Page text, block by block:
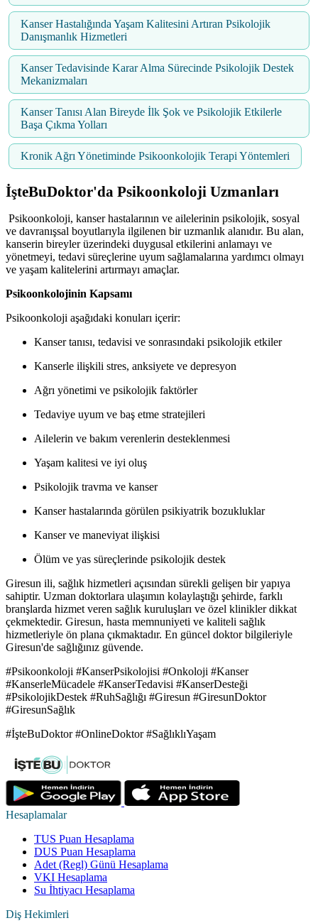
Kanser Hastalığında Yaşam Kalitesini Artıran Psikolojik
Danışmanlık Hizmetleri
Kanser Tedavisinde Karar Alma Sürecinde Psikolojik Destek
Mekanizmaları
Kanser Tanısı Alan Bireyde İlk Şok ve Psikolojik Etkilerle
Başa Çıkma Yolları
Kronik Ağrı Yönetiminde Psikoonkolojik Terapi Yöntemleri
İşteBuDoktor'da Psikoonkoloji Uzmanları
Psikoonkoloji, kanser hastalarının ve ailelerinin psikolojik, sosyal
ve davranışsal boyutlarıyla ilgilenen bir uzmanlık alanıdır. Bu alan,
kanserin bireyler üzerindeki duygusal etkilerini anlamayı ve
yönetmeyi, tedavi süreçlerine uyum sağlamalarına yardımcı olmayı
ve yaşam kalitelerini artırmayı amaçlar.
Psikoonkolojinin Kapsamı
Psikoonkoloji aşağıdaki konuları içerir:
Kanser tanısı, tedavisi ve sonrasındaki psikolojik etkiler
Kanserle ilişkili stres, anksiyete ve depresyon
Ağrı yönetimi ve psikolojik faktörler
Tedaviye uyum ve baş etme stratejileri
Ailelerin ve bakım verenlerin desteklenmesi
Yaşam kalitesi ve iyi oluş
Psikolojik travma ve kanser
Kanser hastalarında görülen psikiyatrik bozukluklar
Kanser ve maneviyat ilişkisi
Ölüm ve yas süreçlerinde psikolojik destek
Giresun ili, sağlık hizmetleri açısından sürekli gelişen bir yapıya
sahiptir. Uzman doktorlara ulaşımın kolaylaştığı şehirde, farklı
branşlarda hizmet veren sağlık kuruluşları ve özel klinikler dikkat
çekmektedir. Giresun, hasta memnuniyeti ve kaliteli sağlık
hizmetleriyle ön plana çıkmaktadır. En güncel doktor bilgileriyle
Giresun'de sağlığınız güvende.
#Psikoonkoloji #KanserPsikolojisi #Onkoloji #Kanser
#KanserleMücadele #KanserTedavisi #KanserDesteği
#PsikolojikDestek #RuhSağlığı #Giresun #GiresunDoktor
#GiresunSağlık
#İşteBuDoktor #OnlineDoktor #SağlıklıYaşam
Hesaplamalar
TUS Puan Hesaplama
DUS Puan Hesaplama
Adet (Regl) Günü Hesaplama
VKI Hesaplama
Su İhtiyacı Hesaplama
Diş Hekimleri